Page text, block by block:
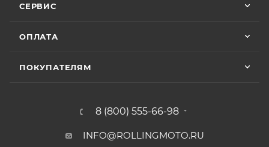
СЕРВИС
ОПЛАТА
ПОКУПАТЕЛЯМ
8 (800) 555-66-98
INFO@ROLLINGMOTO.RU